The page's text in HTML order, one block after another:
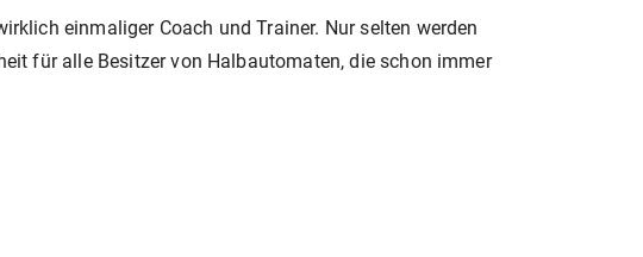
einmaliger Coach und Trainer. Nur selten werden
für alle Besitzer von Halbautomaten, die schon immer